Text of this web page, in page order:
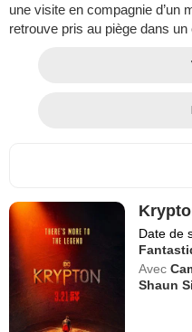
une visite en compagnie d’un
retrouve pris au piège dans
Date de
Avec
Shaun